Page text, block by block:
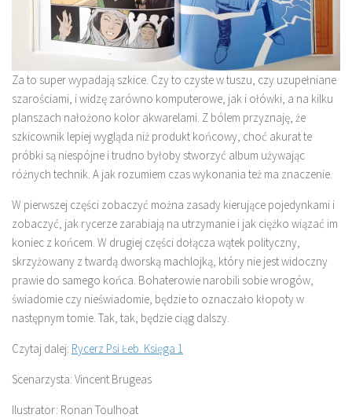
Za to super wypadają szkice. Czy to czyste w tuszu, czy uzupełniane
szarościami, i widzę zarówno komputerowe, jak i ołówki, a na kilku
planszach nałożono kolor akwarelami. Z bólem przyznaję, że
szkicownik lepiej wygląda niż produkt końcowy, choć akurat te
próbki są niespójne i trudno byłoby stworzyć album używając
różnych technik. A jak rozumiem czas wykonania też ma znaczenie.
W pierwszej części zobaczyć można zasady kierujące pojedynkami i
zobaczyć, jak rycerze zarabiają na utrzymanie i jak ciężko wiązać im
koniec z końcem. W drugiej części dołącza wątek polityczny,
skrzyżowany z twardą dworską machlojką, który nie jest widoczny
prawie do samego końca. Bohaterowie narobili sobie wrogów,
świadomie czy nieświadomie, będzie to oznaczało kłopoty w
następnym tomie. Tak, tak, będzie ciąg dalszy.
Czytaj dalej: Rycerz Psi Łeb. Księga 1
Scenarzysta: Vincent Brugeas
Ilustrator: Ronan Toulhoat